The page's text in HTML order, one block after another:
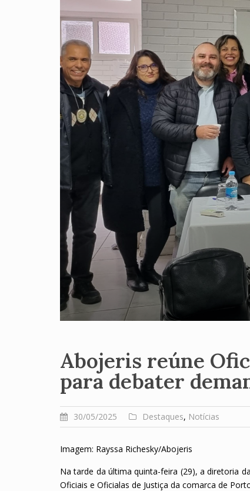
Abojeris reúne
para debater
30/05/2025 Destaques, Notícias
Imagem: Rayssa Richesky/Abojeris
Na tarde da última quinta-feira (29), a diretoria da
Oficiais e Oficialas de Justiça da comarca de